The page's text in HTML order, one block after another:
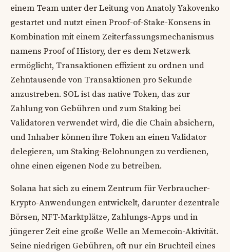
einem Team unter der Leitung von Anatoly Yakovenko
gestartet und nutzt einen Proof-of-Stake-Konsens in
Kombination mit einem Zeiterfassungsmechanismus
namens Proof of History, der es dem Netzwerk
ermöglicht, Transaktionen effizient zu ordnen und
Zehntausende von Transaktionen pro Sekunde
anzustreben. SOL ist das native Token, das zur
Zahlung von Gebühren und zum Staking bei
Validatoren verwendet wird, die die Chain absichern,
und Inhaber können ihre Token an einen Validator
delegieren, um Staking-Belohnungen zu verdienen,
ohne einen eigenen Node zu betreiben.
Solana hat sich zu einem Zentrum für Verbraucher-
Krypto-Anwendungen entwickelt, darunter dezentrale
Börsen, NFT-Marktplätze, Zahlungs-Apps und in
jüngerer Zeit eine große Welle an Memecoin-Aktivität.
Seine niedrigen Gebühren, oft nur ein Bruchteil eines